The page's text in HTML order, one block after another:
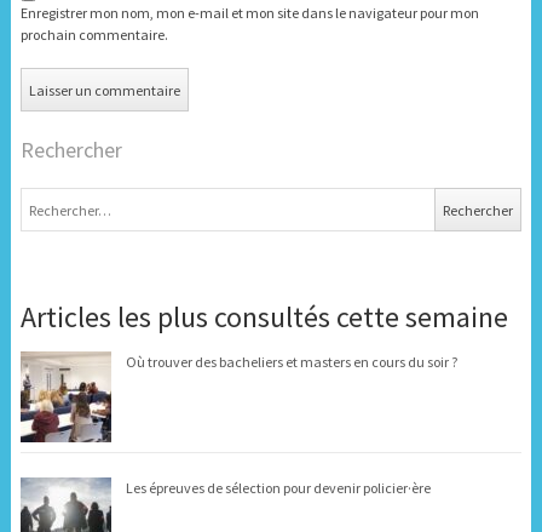
Enregistrer mon nom, mon e-mail et mon site dans le navigateur pour mon
prochain commentaire.
Rechercher
Articles les plus consultés cette semaine
Où trouver des bacheliers et masters en cours du soir ?
Les épreuves de sélection pour devenir policier·ère